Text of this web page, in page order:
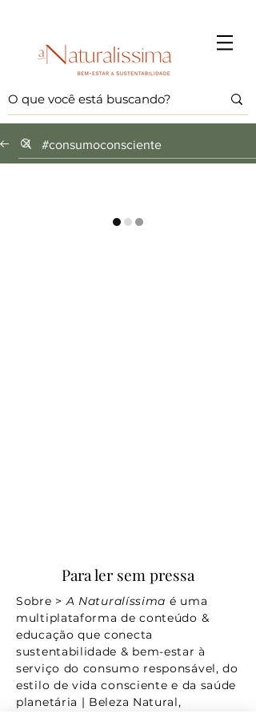
Para ler sem pressa
Sobre >A Naturalíssima é uma
multiplataforma de conteúdo &
educação que conecta
sustentabilidade & bem-estar à
serviço do consumo responsável, do
estilo de vida consciente e da saúde
planetária | Beleza Natural,